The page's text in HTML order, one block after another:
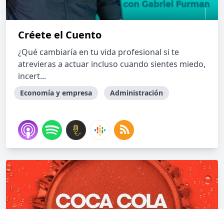
Créete el Cuento
¿Qué cambiaría en tu vida profesional si te
atrevieras a actuar incluso cuando sientes miedo,
incert...
Economía y empresa Administración